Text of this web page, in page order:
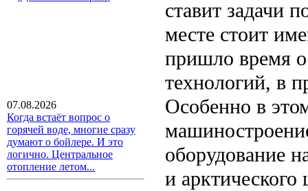
07.08.2026
Когда встаёт вопрос о
горячей воде, многие сразу
думают о бойлере. И это
логично. Центральное
отопление летом...
ставит задачи
месте стоит
пришло время
технологий, в
Особенно в
оборудование
и